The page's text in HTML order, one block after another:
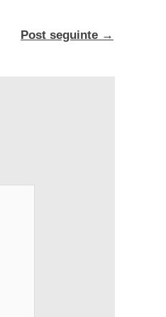
Post seguinte →